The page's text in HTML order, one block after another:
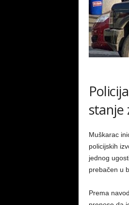
stanje
Muškarac
policijskih
jednog
prebačen u
Prema